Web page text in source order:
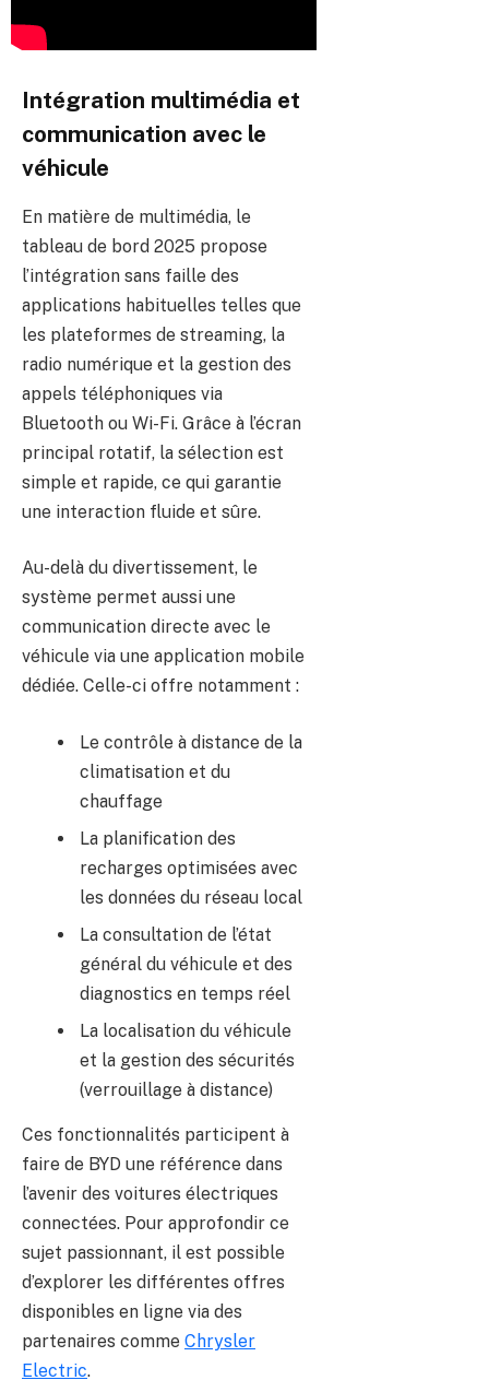
Intégration multimédia et
communication avec le
véhicule
En matière de multimédia, le
tableau de bord 2025 propose
l’intégration sans faille des
applications habituelles telles que
les plateformes de streaming, la
radio numérique et la gestion des
appels téléphoniques via
Bluetooth ou Wi-Fi. Grâce à l’écran
principal rotatif, la sélection est
simple et rapide, ce qui garantie
une interaction fluide et sûre.
Au-delà du divertissement, le
système permet aussi une
communication directe avec le
véhicule via une application mobile
dédiée. Celle-ci offre notamment :
Le contrôle à distance de la
climatisation et du
chauffage
La planification des
recharges optimisées avec
les données du réseau local
La consultation de l’état
général du véhicule et des
diagnostics en temps réel
La localisation du véhicule
et la gestion des sécurités
(verrouillage à distance)
Ces fonctionnalités participent à
faire de BYD une référence dans
l’avenir des voitures électriques
connectées. Pour approfondir ce
sujet passionnant, il est possible
d’explorer les différentes offres
disponibles en ligne via des
partenaires comme Chrysler
Electric.